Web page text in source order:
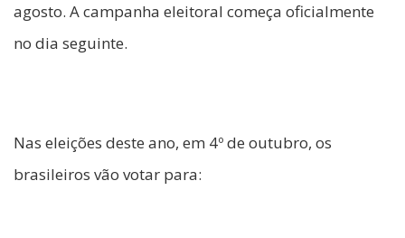
agosto. A campanha eleitoral começa oficialmente
no dia seguinte.
Nas eleições deste ano, em 4º de outubro, os
brasileiros vão votar para: